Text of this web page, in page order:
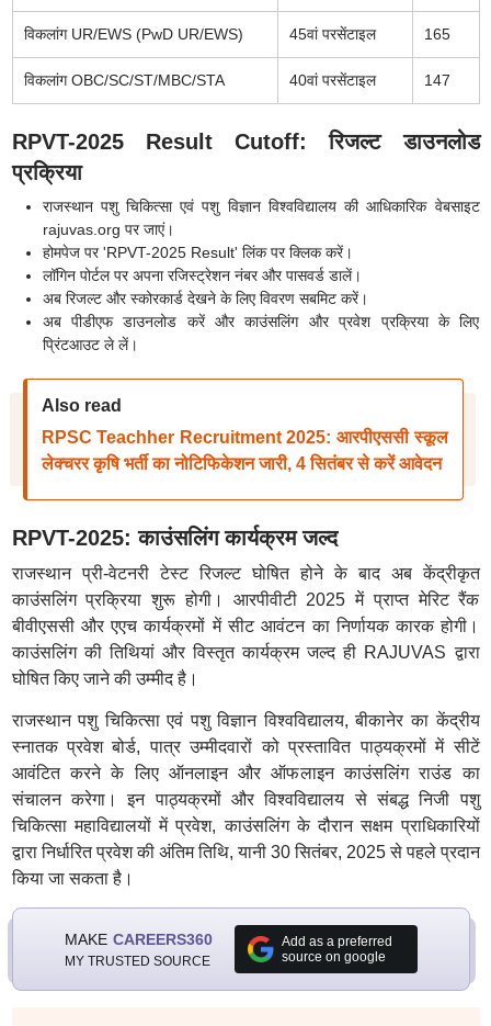
विकलांग UR/EWS (PwD UR/EWS) 45वां परसेंटाइल 165
विकलांग OBC/SC/ST/MBC/STA 40वां परसेंटाइल 147
RPVT-2025 Result Cutoff: रिजल्ट डाउनलोड
प्रक्रिया
राजस्थान पशु चिकित्सा एवं पशु विज्ञान विश्वविद्यालय की आधिकारिक वेबसाइट
rajuvas.org पर जाएं।
होमपेज पर 'RPVT-2025 Result' लिंक पर क्लिक करें।
लॉगिन पोर्टल पर अपना रजिस्ट्रेशन नंबर और पासवर्ड डालें।
अब रिजल्ट और स्कोरकार्ड देखने के लिए विवरण सबमिट करें।
अब पीडीएफ डाउनलोड करें और काउंसलिंग और प्रवेश प्रक्रिया के लिए
प्रिंटआउट ले लें।
Also read
RPSC Teachher Recruitment 2025: आरपीएससी स्कूल
लेक्चरर कृषि भर्ती का नोटिफिकेशन जारी, 4 सितंबर से करें आवेदन
RPVT-2025: काउंसलिंग कार्यक्रम जल्द
राजस्थान प्री-वेटनरी टेस्ट रिजल्ट घोषित होने के बाद अब केंद्रीकृत
काउंसलिंग प्रक्रिया शुरू होगी। आरपीवीटी 2025 में प्राप्त मेरिट रैंक
बीवीएससी और एएच कार्यक्रमों में सीट आवंटन का निर्णायक कारक होगी।
काउंसलिंग की तिथियां और विस्तृत कार्यक्रम जल्द ही RAJUVAS द्वारा
घोषित किए जाने की उम्मीद है।
राजस्थान पशु चिकित्सा एवं पशु विज्ञान विश्वविद्यालय, बीकानेर का केंद्रीय
स्नातक प्रवेश बोर्ड, पात्र उम्मीदवारों को प्रस्तावित पाठ्यक्रमों में सीटें
आवंटित करने के लिए ऑनलाइन और ऑफलाइन काउंसलिंग राउंड का
संचालन करेगा। इन पाठ्यक्रमों और विश्वविद्यालय से संबद्ध निजी पशु
चिकित्सा महाविद्यालयों में प्रवेश, काउंसलिंग के दौरान सक्षम प्राधिकारियों
द्वारा निर्धारित प्रवेश की अंतिम तिथि, यानी 30 सितंबर, 2025 से पहले प्रदान
किया जा सकता है।
MAKE CAREERS360
MY TRUSTED SOURCE
Add as a preferred
source on google